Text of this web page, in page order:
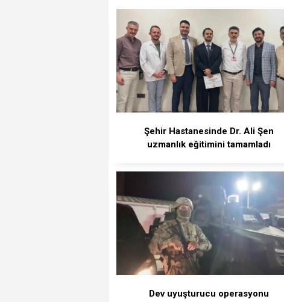
Şehir Hastanesinde Dr. Ali Şen
uzmanlık eğitimini tamamladı
Dev uyuşturucu operasyonu